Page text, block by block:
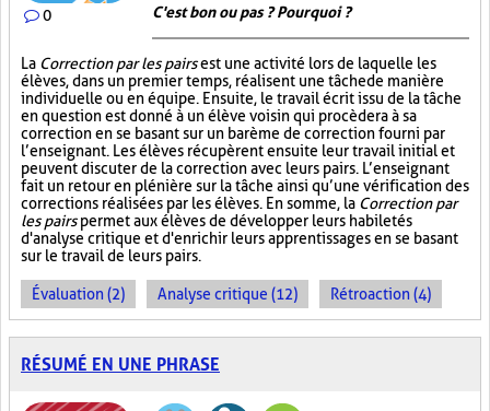
0 C'est bon ou pas ? Pourquoi ?
La Correction par les pairsest une activité lors de laquelle les
élèves, dans un premier temps, réalisent une tâche de manière
individuelle ou en équipe. Ensuite, le travail écrit issu de la tâche
en question est donné à un élève voisin qui procèdera à sa
correction en se basant sur un barème de correction fourni par
l’enseignant. Les élèves récupèrent ensuite leur travail initial et
peuvent discuter de la correction avec leurs pairs. L’enseignant
fait un retour en plénière sur la tâche ainsi qu’une vérification des
corrections réalisées par les élèves. En somme, la Correction par
les pairspermet aux élèves de développer leurs habiletés
d'analyse critique et d'enrichir leurs apprentissages en se basant
sur le travail de leurs pairs.
Évaluation (2) Analyse critique (12) Rétroaction (4)
RÉSUMÉ EN UNE PHRASE